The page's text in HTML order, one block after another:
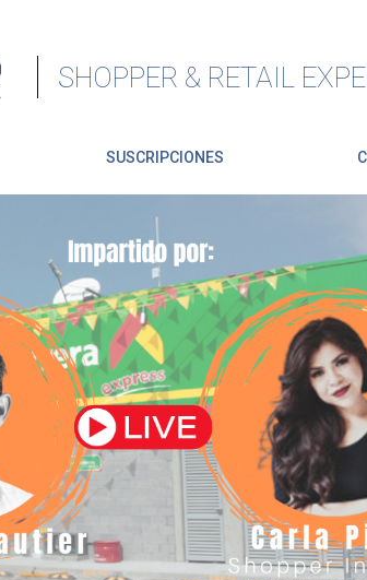
SHOPPER & RETAIL
SUSCRIPCIONES